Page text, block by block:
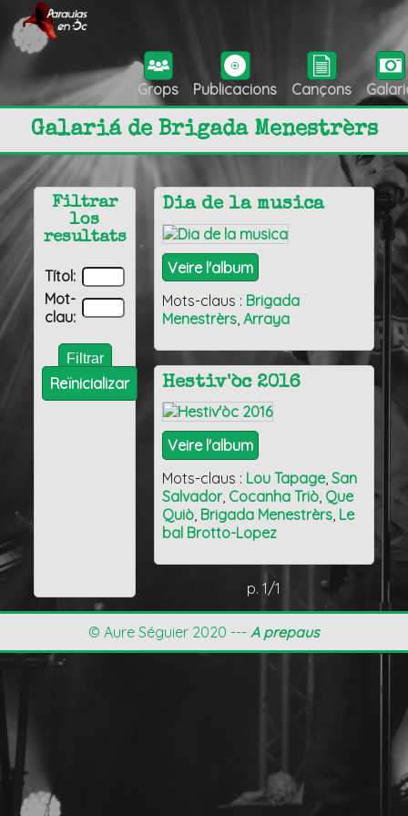
Grops Publicacions Cançons
Galariá de Brigada Menestrèrs
Dia de la musica
Veire l'album
Mots-claus : Brigada
Menestrèrs ,Arraya
Hestiv'òc 2016
Veire l'album
Mots-claus : Lou Tapage,San
Salvador, Cocanha Triò, Que
Quiò, Brigada Menestrèrs, Le
bal Brotto-Lopez
p. 1/1
Filtrar
los
resultats
Títol:
Mot-
clau:
Reïnicializar
© Aure Séguier 2020 --- A prepaus